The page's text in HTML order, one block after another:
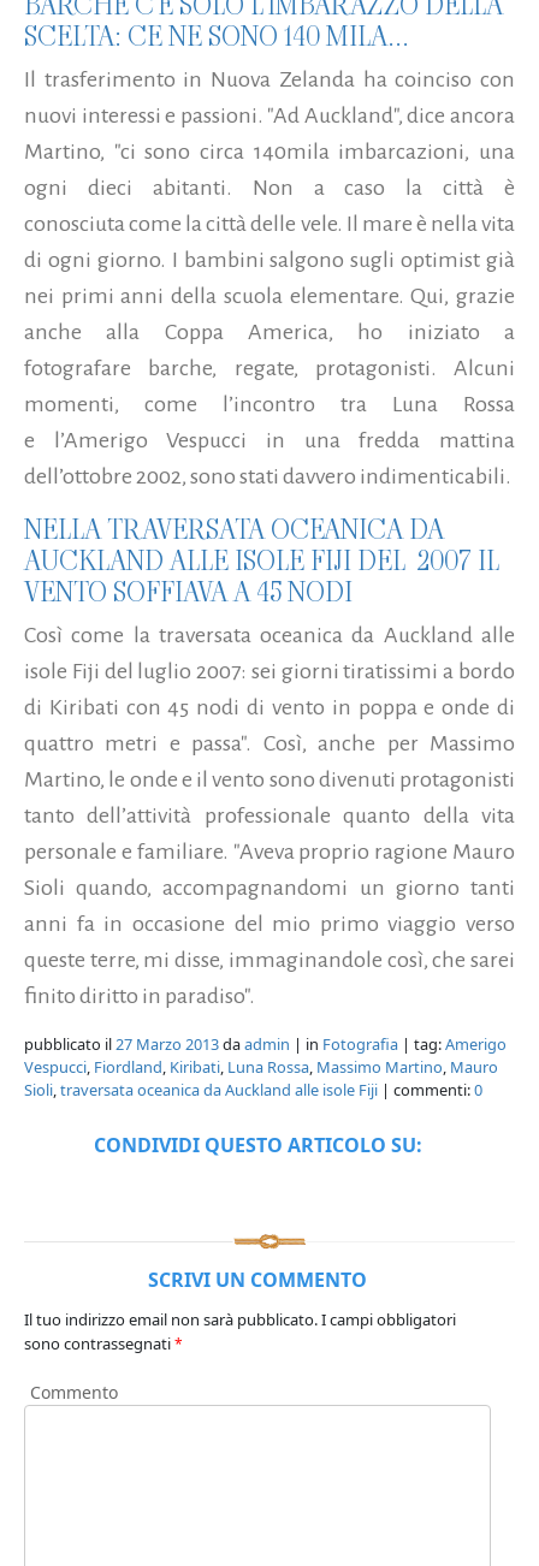
SCELTA: CE NE SONO 140 MILA...
Il trasferimento in Nuova Zelanda ha coinciso con
nuovi interessi e passioni. "Ad Auckland", dice ancora
Martino, "ci sono circa 140mila imbarcazioni, una
ogni dieci abitanti. Non a caso la città è
conosciuta come la città delle vele. Il mare è nella vita
di ogni giorno. I bambini salgono sugli optimist già
nei primi anni della scuola elementare. Qui, grazie
anche alla Coppa America, ho iniziato a
fotografare barche, regate, protagonisti. Alcuni
momenti, come l’incontro tra Luna Rossa
e l’Amerigo Vespucci in una fredda mattina
dell’ottobre 2002, sono stati davvero indimenticabili.
NELLA TRAVERSATA OCEANICA DA
AUCKLAND ALLE ISOLE FIJI DEL 2007 IL
VENTO SOFFIAVA A 45 NODI
Così come la traversata oceanica da Auckland alle
isole Fiji del luglio 2007: sei giorni tiratissimi a bordo
di Kiribati con 45 nodi di vento in poppa e onde di
quattro metri e passa". Così, anche per Massimo
Martino, le onde e il vento sono divenuti protagonisti
tanto dell’attività professionale quanto della vita
personale e familiare. "Aveva proprio ragione Mauro
Sioli quando, accompagnandomi un giorno tanti
anni fa in occasione del mio primo viaggio verso
queste terre, mi disse, immaginandole così, che sarei
finito diritto in paradiso".
pubblicato il27 Marzo 2013daadmin | in Fotografia | tag:Amerigo
Vespucci, Fiordland, Kiribati, Luna Rossa, Massimo Martino, Mauro
Sioli,traversata oceanica da Auckland alle isole Fiji | commenti:0
CONDIVIDI QUESTO ARTICOLO SU:
SCRIVI UN COMMENTO
Il tuo indirizzo email non sarà pubblicato.I campi obbligatori
sono contrassegnati*
Commento